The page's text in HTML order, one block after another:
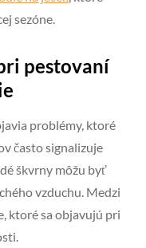
sezóne.
pestovaní
problémy, ktoré
často signalizuje
škvrny môžu byť
vzduchu. Medzi
ktoré sa objavujú pri